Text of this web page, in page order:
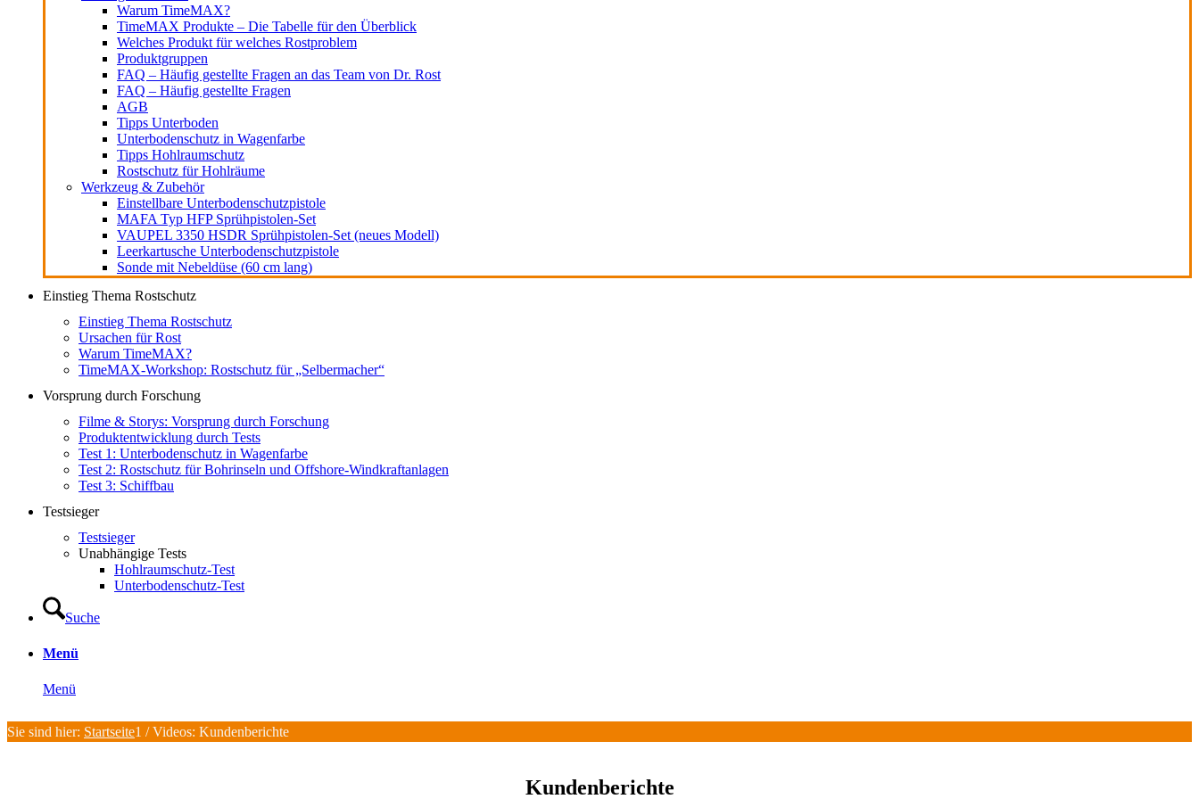
Warum TimeMAX?
TimeMAX Produkte – Die Tabelle für den Überblick
Welches Produkt für welches Rostproblem
Produktgruppen
FAQ – Häufig gestellte Fragen an das Team von Dr. Rost
FAQ – Häufig gestellte Fragen
AGB
Tipps Unterboden
Unterbodenschutz in Wagenfarbe
Tipps Hohlraumschutz
Rostschutz für Hohlräume
Werkzeug & Zubehör
Einstellbare Unterbodenschutzpistole
MAFA Typ HFP Sprühpistolen-Set
VAUPEL 3350 HSDR Sprühpistolen-Set (neues Modell)
Leerkartusche Unterbodenschutzpistole
Sonde mit Nebeldüse (60 cm lang)
Einstieg Thema Rostschutz
Einstieg Thema Rostschutz
Ursachen für Rost
Warum TimeMAX?
TimeMAX-Workshop: Rostschutz für „Selbermacher“
Vorsprung durch Forschung
Filme & Storys: Vorsprung durch Forschung
Produktentwicklung durch Tests
Test 1: Unterbodenschutz in Wagenfarbe
Test 2: Rostschutz für Bohrinseln und Offshore-Windkraftanlagen
Test 3: Schiffbau
Testsieger
Testsieger
Unabhängige Tests
Hohlraumschutz-Test
Unterbodenschutz-Test
Suche
Menü
Menü
Sie sind hier: Startseite1 / Videos: Kundenberichte
Kundenberichte